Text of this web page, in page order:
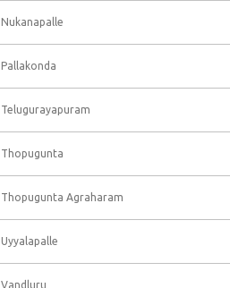
Nukanapalle
Pallakonda
Telugurayapuram
Thopugunta
Thopugunta Agraharam
Uyyalapalle
Vandluru